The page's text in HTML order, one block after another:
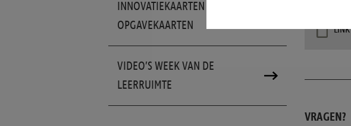
INNOVATIEKAARTEN &
OPGAVEKAARTEN
VIDEO’S WEEK VAN DE
LEERRUIMTE
LINK
VRAGEN?